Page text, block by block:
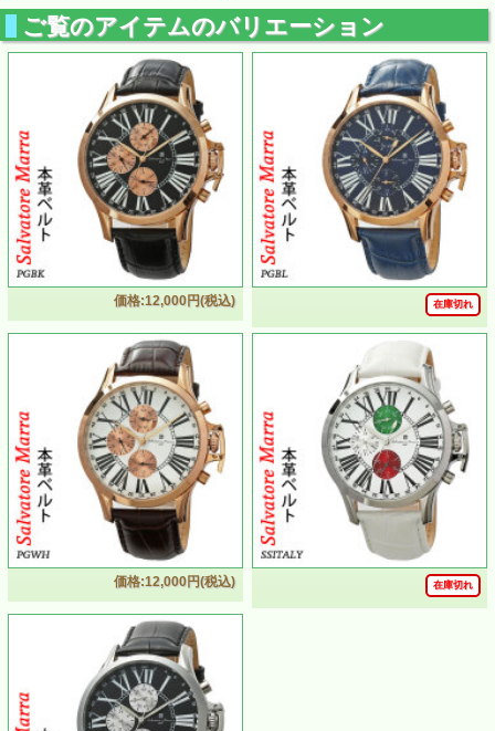
ご覧のアイテムのバリエーション
価格:12,000円(税込) 在庫切れ
価格:12,000円(税込) 在庫切れ